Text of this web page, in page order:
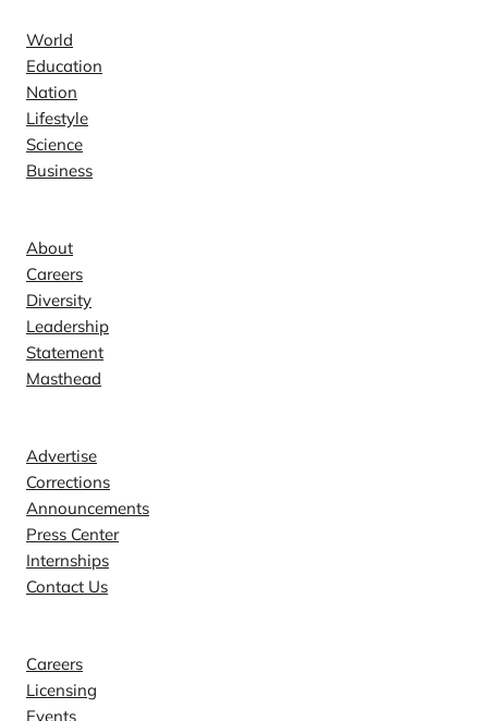
World
Education
Nation
Lifestyle
Science
Business
About
Careers
Diversity
Leadership
Statement
Masthead
Advertise
Corrections
Announcements
Press Center
Internships
Contact Us
Careers
Licensing
Events